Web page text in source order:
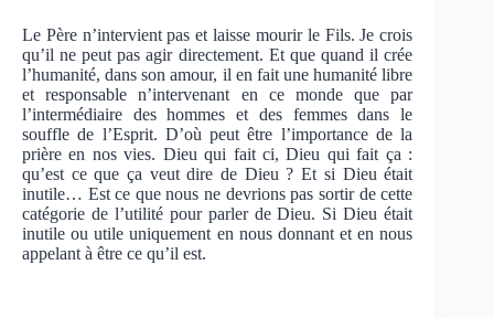
Le Père n’intervient pas et laisse mourir le Fils. Je crois
qu’il ne peut pas agir directement. Et que quand il crée
l’humanité, dans son amour, il en fait une humanité libre
et responsable n’intervenant en ce monde que par
l’intermédiaire des hommes et des femmes dans le
souffle de l’Esprit. D’où peut être l’importance de la
prière en nos vies. Dieu qui fait ci, Dieu qui fait ça :
qu’est ce que ça veut dire de Dieu ? Et si Dieu était
inutile… Est ce que nous ne devrions pas sortir de cette
catégorie de l’utilité pour parler de Dieu. Si Dieu était
inutile ou utile uniquement en nous donnant et en nous
appelant à être ce qu’il est.